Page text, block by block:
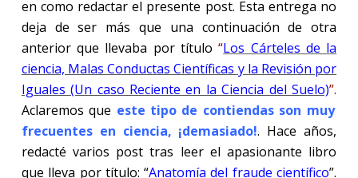
en como redactar el presente post. Esta entrega no
deja de ser más que una continuación de otra
anterior que llevaba por título“Los Cárteles de la
ciencia, Malas Conductas Científicas y la Revisión por
Iguales (Un caso Reciente en la Ciencia del Suelo)”.
Aclaremos que este tipo de contiendas son muy
frecuentes en ciencia, ¡demasiado!. Hace años,
redacté varios post tras leer el apasionante libro
que lleva por título: “Anatomía del fraude científico”.